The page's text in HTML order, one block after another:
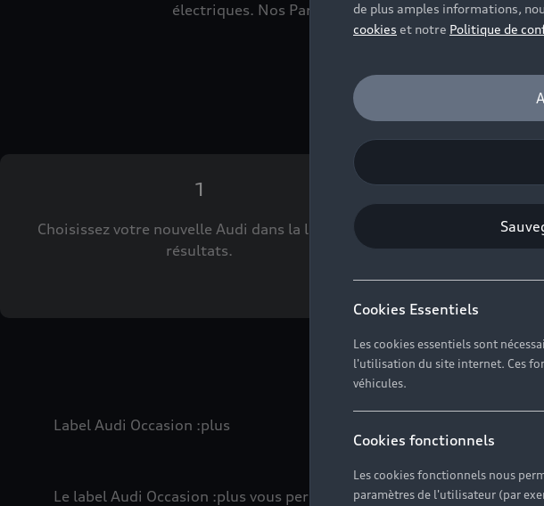
électriques. Nos Partenaires sont disponibles et
1
Choisissez votre nouvelle Audi dans la liste des
résultats.
Cliquez sur
Label Audi Occasion :plus
Le label Audi Occasion :plus vous permet d’acquérir un véhicule
de plus amples informations,
cookies et notre Politique de
Cookies Essentiels
Les cookies essentiels sont
l'utilisation du site internet. Ces
véhicules.
Cookies fonctionnels
Les cookies fonctionnels nous
paramètres de l'utilisateur (par